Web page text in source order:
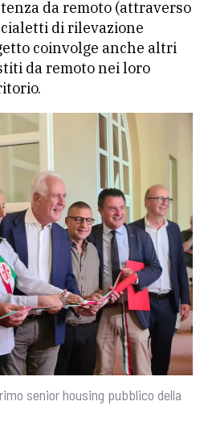
da remoto (attraverso
di rilevazione
coinvolge anche altri
da remoto nei loro
senior housing pubblico della